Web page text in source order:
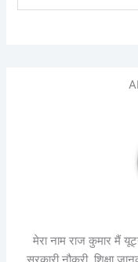
मेरा नाम राज कुमार मैं